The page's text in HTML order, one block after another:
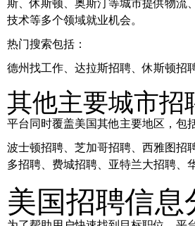
斯、休斯顿、奥斯汀等城市提供物流
技术等多个领域就业机会。
热门搜索包括：
德州找工作、达拉斯招聘、休斯顿招
其他主要城市招
平台同时覆盖美国其他主要地区，包
波士顿招聘、芝加哥招聘、西雅图招
多招聘、费城招聘、亚特兰大招聘、
美国招聘信息